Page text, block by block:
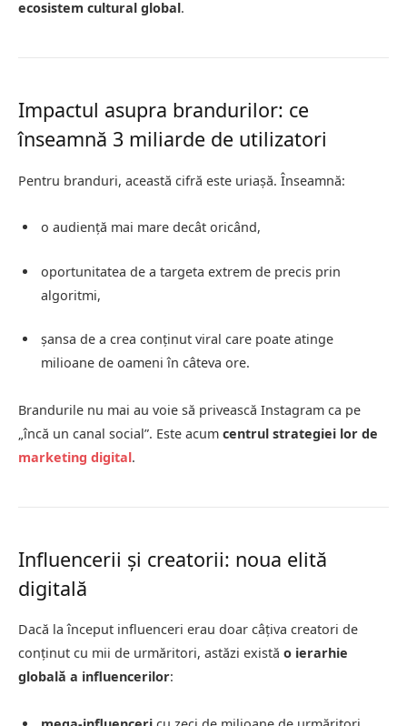
ecosistem cultural global.
Impactul asupra brandurilor: ce
înseamnă 3 miliarde de utilizatori
Pentru branduri, această cifră este uriașă. Înseamnă:
o audiență mai mare decât oricând,
oportunitatea de a targeta extrem de precis prin
algoritmi,
șansa de a crea conținut viral care poate atinge
milioane de oameni în câteva ore.
Brandurile nu mai au voie să privească Instagram ca pe
„încă un canal social”. Este acum centrul strategiei lor de
marketing digital.
Influencerii și creatorii: noua elită
digitală
Dacă la început influenceri erau doar câțiva creatori de
conținut cu mii de urmăritori, astăzi există o ierarhie
globală a influencerilor: